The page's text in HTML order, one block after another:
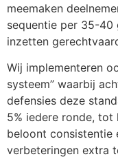
Panel
meemaken
sequentie per 35-40
inzetten
Wij implementeren
systeem” waarbij
defensies deze
5% iedere ronde,
beloont consistentie
verbeteringen extra